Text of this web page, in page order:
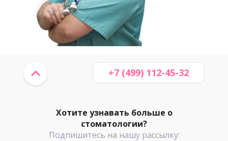
Хотите узнавать больше о
стоматологии?
Подпишитесь на нашу рассылку:
+7 (499) 112-45-32